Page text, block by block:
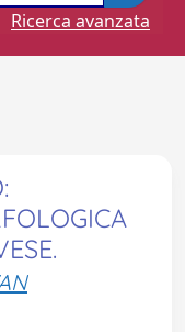
Ricerca avanzata